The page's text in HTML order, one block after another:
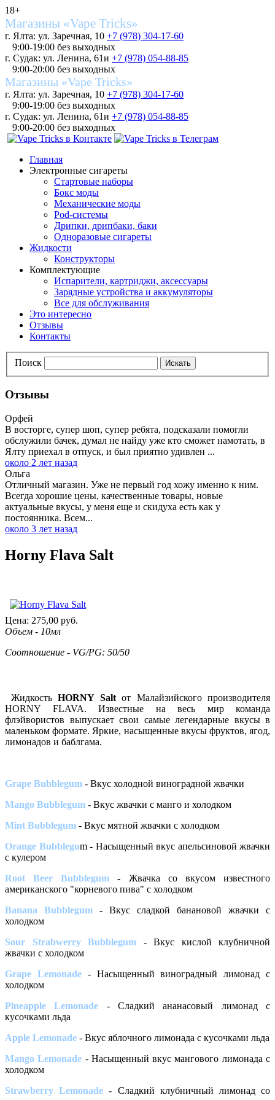
18+
Магазины «Vape Tricks»
г. Ялта: ул. Заречная, 10 +7 (978) 304-17-60
9:00-19:00 без выходных
г. Судак: ул. Ленина, 61и +7 (978) 054-88-85
9:00-20:00 без выходных
Магазины «Vape Tricks»
г. Ялта: ул. Заречная, 10 +7 (978) 304-17-60
9:00-19:00 без выходных
г. Судак: ул. Ленина, 61и +7 (978) 054-88-85
9:00-20:00 без выходных
Главная
Электронные сигареты
Стартовые наборы
Бокс моды
Механические моды
Pod-системы
Дрипки, дрипбаки, баки
Одноразовые сигареты
Жидкости
Конструкторы
Комплектующие
Испарители, картриджи, аксессуары
Зарядные устройства и аккумуляторы
Все для обслуживания
Это интересно
Отзывы
Контакты
Поиск Искать
Отзывы
Орфей
В восторге, супер шоп, супер ребята, подсказали помогли
обслужили бачек, думал не найду уже кто сможет намотать, в
Ялту приехал в отпуск, и был приятно удивлен ...
около 2 лет назад
Ольга
Отличный магазин. Уже не первый год хожу именно к ним.
Всегда хорошие цены, качественные товары, новые
актуальные вкусы, у меня еще и скидуха есть как у
постоянника. Всем...
около 3 лет назад
Horny Flava Salt
Цена: 275,00 руб.
Объем - 10мл
Соотношение - VG/PG: 50/50
Жидкость HORNY Saltот Малайзийского производителя
HORNY FLAVA. Известные на весь мир команда
флэйвористов выпускает свои самые легендарные вкусы в
маленьком формате. Яркие, насыщенные вкусы фруктов, ягод,
лимонадов и баблгама.
Grape Bubblegum - Вкус холодной виноградной жвачки
Mango Bubblegum - Вкус жвачки с манго и холодком
Mint Bubblegum - Вкус мятной жвачки с холодком
Orange Bubblegum - Насыщенный вкус апельсиновой жвачки
с кулером
Root Beer Bubblegum - Жвачка со вкусом известного
американского "корневого пива" с холодком
Banana Bubblegum - Вкус сладкой банановой жвачки с
холодком
Sour Strabwerry Bubblegum - Вкус кислой клубничной
жвачки с холодком
Grape Lemonade- Насыщенный виноградный лимонад с
холодком
Pineapple Lemonade - Сладкий ананасовый лимонад с
кусочками льда
Apple Lemonade - Вкус яблочного лимонада с кусочками льда
Mango Lemonade - Насыщенный вкус мангового лимонада с
холодком
Strawberry Lemonade - Сладкий клубничный лимонад со